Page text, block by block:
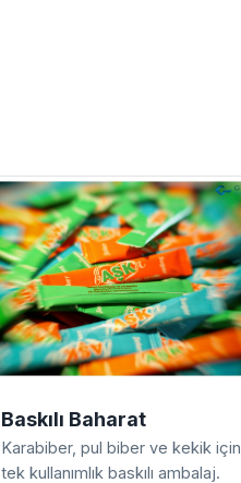
Baskılı Baharat
Karabiber, pul biber ve kekik için
tek kullanımlık baskılı ambalaj.